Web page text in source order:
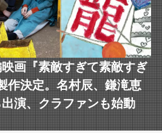
画『素敵すぎて素敵すぎ
作決定。名村⾠、鎌滝恵
演、クラファンも始動